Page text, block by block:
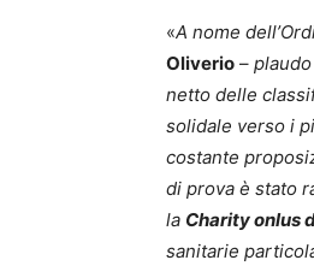
«A nome
Oliverio –
netto delle
solidale verso i
costante
di prova è stato
la Charity onlus
sanitarie